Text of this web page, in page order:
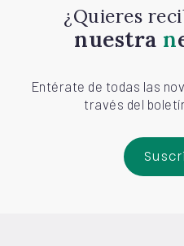
¿Quieres
nuestra
Entérate de todas las
través del